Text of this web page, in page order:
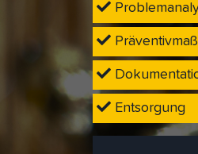
Entsorgung